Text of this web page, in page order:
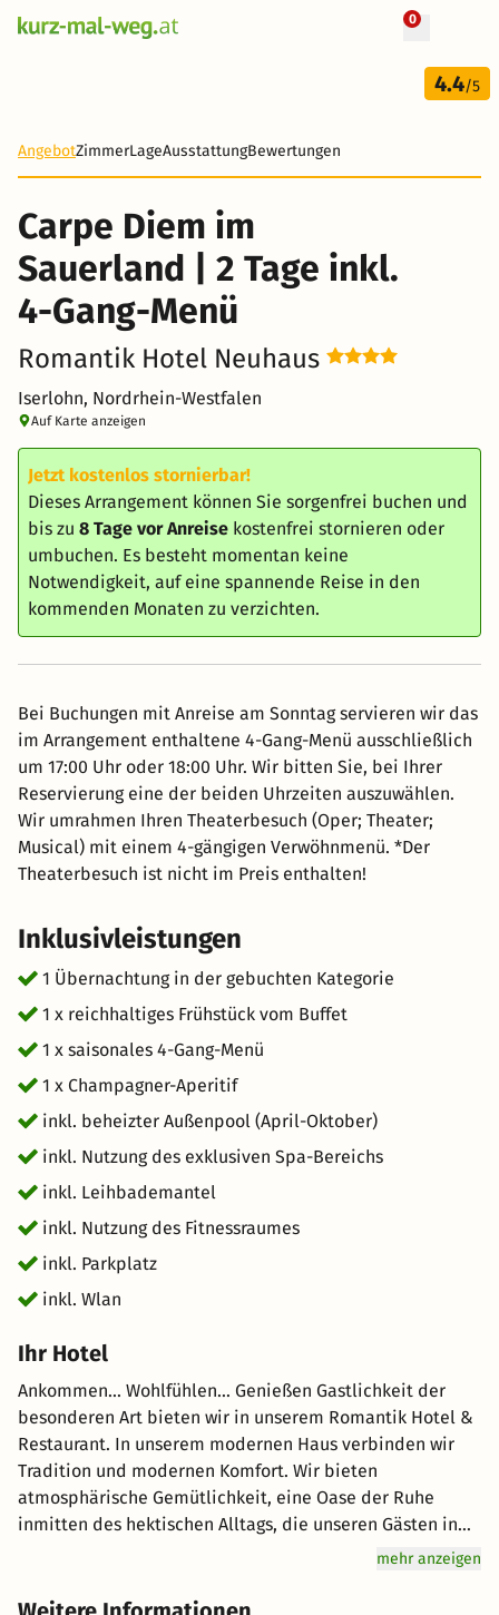
0
2 Tage
134 €
4.4/5
AngebotZimmerLageAusstattungBewertungen
Carpe Diem im
Sauerland | 2 Tage inkl.
4-Gang-Menü
Romantik Hotel Neuhaus
Iserlohn, Nordrhein-Westfalen
Auf Karte anzeigen
Jetzt kostenlos stornierbar!
Dieses Arrangement können Sie sorgenfrei buchen und
bis zu 8 Tage vor Anreise kostenfrei stornieren oder
umbuchen. Es besteht momentan keine
Notwendigkeit, auf eine spannende Reise in den
kommenden Monaten zu verzichten.
Bei Buchungen mit Anreise am Sonntag servieren wir das
im Arrangement enthaltene 4-Gang-Menü ausschließlich
um 17:00 Uhr oder 18:00 Uhr. Wir bitten Sie, bei Ihrer
Reservierung eine der beiden Uhrzeiten auszuwählen.
Wir umrahmen Ihren Theaterbesuch (Oper; Theater;
Musical) mit einem 4-gängigen Verwöhnmenü. *Der
Theaterbesuch ist nicht im Preis enthalten!
Inklusivleistungen
1 Übernachtung in der gebuchten Kategorie
1 x reichhaltiges Frühstück vom Buffet
1 x saisonales 4-Gang-Menü
1 x Champagner-Aperitif
inkl. beheizter Außenpool (April-Oktober)
inkl. Nutzung des exklusiven Spa-Bereichs
inkl. Leihbademantel
inkl. Nutzung des Fitnessraumes
inkl. Parkplatz
inkl. Wlan
Ihr Hotel
Ankommen... Wohlfühlen... Genießen Gastlichkeit der
besonderen Art bieten wir in unserem Romantik Hotel &
Restaurant. In unserem modernen Haus verbinden wir
Tradition und modernen Komfort. Wir bieten
atmosphärische Gemütlichkeit, eine Oase der Ruhe
inmitten des hektischen Alltags, die unseren Gästen in
dieser schnelllebigen Zeit die Möglichkeit zur Besinnung,
beheizter Außenpool steht Ihnen in den Monaten April
mehr anzeigen